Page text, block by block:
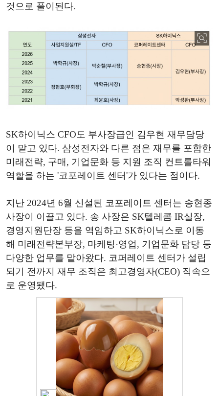
것으로 풀이된다.
SK하이닉스 CFO도 부사장급인 김우현 재무담당
이 맡고 있다. 삼성전자와 다른 점은 재무를 포함한
미래전략, 구매, 기업문화 등 지원 조직 컨트롤타워
역할을 하는 '코포레이트 센터'가 있다는 점이다.
지난 2024년 6월 신설된 코포레이트 센터는 송현종
사장이 이끌고 있다. 송 사장은 SK텔레콤 IR실장,
경영지원단장 등을 역임하고 SK하이닉스로 이동
해 미래전략본부장, 마케팅·영업, 기업문화 담당 등
다양한 업무를 맡아왔다. 코퍼레이트 센터가 설립
되기 전까지 재무 조직은 최고경영자(CEO) 직속으
로 운영됐다.